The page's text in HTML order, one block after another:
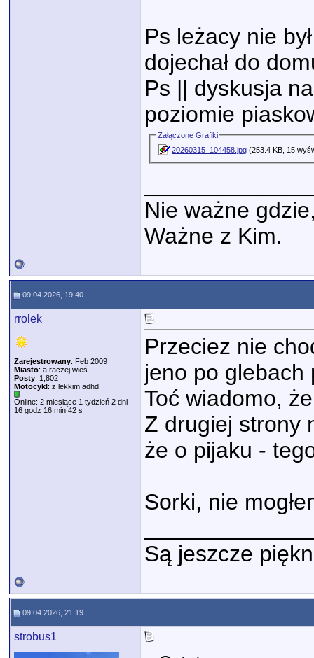
Ps leżacy nie
dojechał do
Ps || dyskusja
poziomie
Załączone Grafiki
20260315_104458.jpg (253.4 KB, 15
Nie ważne
Ważne z Kim.
09.04.2026, 19:40
rrolek
Zarejestrowany: Feb 2009
Miasto: a raczej wieś
Posty: 1,802
Motocykl: z lekkim adhd
Online: 2 miesiące 1 tydzień 2 dni
16 godz 16 min 42 s
Przeciez nie
jeno po glebach
Toć wiadomo,
Z drugiej strony
że o pijaku -
Sorki, nie
Są jeszcze
09.04.2026, 21:19
strobus1